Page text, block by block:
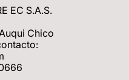
EC S.A.S.
Chico